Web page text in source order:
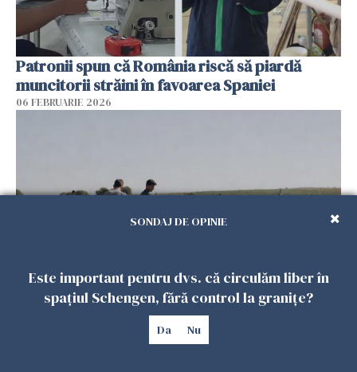
Patronii spun că România riscă să piardă
muncitorii străini în favoarea Spaniei
06 FEBRUARIE 2026
Muncitori români exploatați de clanul „Muti”
în Spania: 17 arestări în urma unui raid al
SONDAJ DE OPINIE
Este important pentru dvs. că circulăm liber în
spațiul Schengen, fără control la granițe?
Da Nu